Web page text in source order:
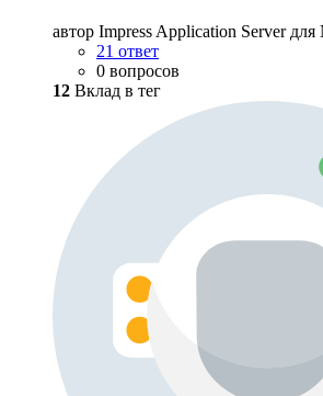
автор Impress Application Server для
21 ответ
0 вопросов
12 Вклад в тег